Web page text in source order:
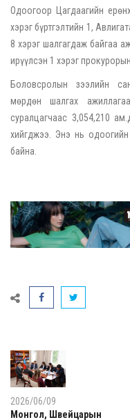
Одоогоор Цагдаагийн
хэрэг бүртгэлтийн 1,
8 хэрэг шалгагдаж байгаа
ирүүлсэн 1 хэрэг
Боловсролын зээлийн
мөрдөн шалгах
суралцагчаас 3,054,210
хийгджээ. Энэ нь
байна.
2026/06/09
Монгол, Швейцарын